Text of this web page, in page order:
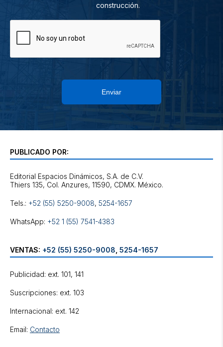
construcción.
Enviar
PUBLICADO POR:
Editorial Espacios Dinámicos, S.A. de C.V.
Tels.: +52 (55) 5250-9008, 5254-1657
WhatsApp: +52 1 (55) 7541-4383
VENTAS: +52 (55) 5250-9008 5254-1657
Publicidad: ext. 101, 141
Suscripciones: ext. 103
Internacional: ext. 142
Email: Contacto